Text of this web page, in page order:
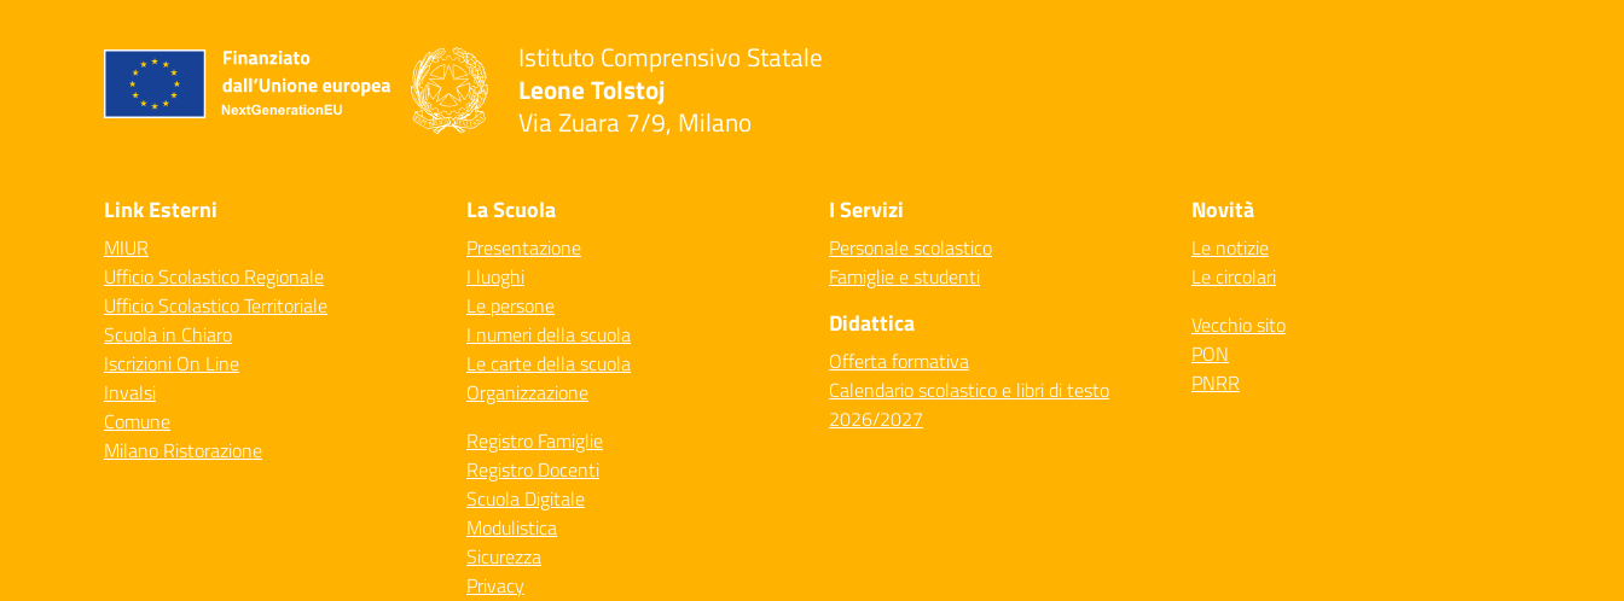
Istituto Comprensivo Statale
Leone Tolstoj
Via Zuara 7/9, Milano
Link Esterni
MIUR
Ufficio Scolastico Regionale
Ufficio Scolastico Territoriale
Scuola in Chiaro
Iscrizioni On Line
Invalsi
Comune
Milano Ristorazione
La Scuola
Presentazione
I luoghi
Le persone
I numeri della scuola
Le carte della scuola
Organizzazione
Registro Famiglie
Registro Docenti
Scuola Digitale
Modulistica
Sicurezza
Privacy
I Servizi
Personale scolastico
Famiglie e studenti
Didattica
Offerta formativa
Calendario scolastico e libri di testo
2026/2027
Novità
Le notizie
Le circolari
Vecchio sito
PON
PNRR